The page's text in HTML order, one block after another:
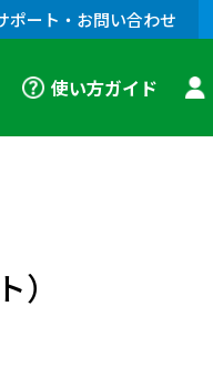
ポート・お問い合わせ
使い方ガイド